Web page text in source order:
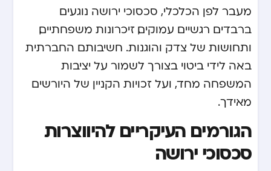
מעבר לפן הכלכלי, סכסוכי ירושה נוגעים
ברבדים רגשיים עמוקים, זיכרונות משפחתיים,
ותחושות של צדק והוגנות. חשיבותם החברתית
באה לידי ביטוי בצורך לשמור על יציבות
המשפחה מחד, ועל זכויות הקניין של היורשים
מאידך.
הגורמים העיקריים להיווצרות
סכסוכי ירושה